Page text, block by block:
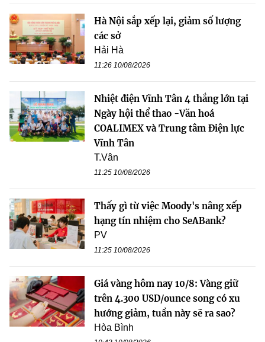
Hà Nội sắp xếp lại, giảm số lượng
các sở
Hải Hà
11:26 10/08/2026
Nhiệt điện Vĩnh Tân 4 thắng lớn tại
Ngày hội thể thao -Văn hoá
COALIMEX và Trung tâm Điện lực
Vĩnh Tân
T.Vân
11:25 10/08/2026
Thấy gì từ việc Moody's nâng xếp
hạng tín nhiệm cho SeABank?
PV
11:25 10/08/2026
Giá vàng hôm nay 10/8: Vàng giữ
trên 4.300 USD/ounce song có xu
hướng giảm, tuần này sẽ ra sao?
Hòa Bình